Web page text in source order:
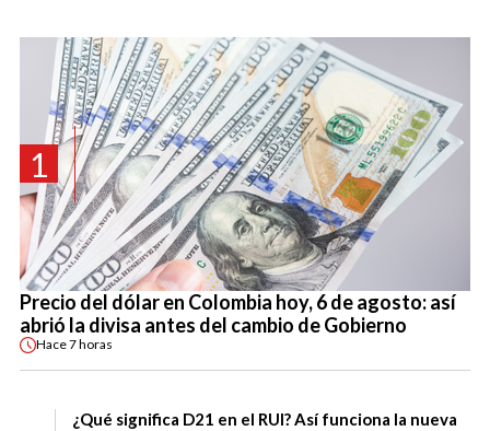
1
Precio del dólar en Colombia hoy, 6 de agosto: así
abrió la divisa antes del cambio de Gobierno
Hace7 horas
¿Qué significa D21 en el RUI? Así funciona la nueva